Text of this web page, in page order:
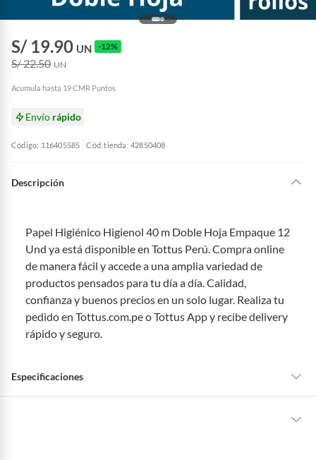
S/ 19.90 UN -12%
S/ 22.50 UN
Acumula hasta 19 CMR Puntos
Envío rápido
Código: 116405585 Cód. tienda: 42850408
Descripción
Papel Higiénico Higienol 40 m Doble Hoja Empaque 12
Und ya está disponible en Tottus Perú. Compra online
de manera fácil y accede a una amplia variedad de
productos pensados para tu día a día. Calidad,
confianza y buenos precios en un solo lugar. Realiza tu
pedido en Tottus.com.pe o Tottus App y recibe delivery
rápido y seguro.
Especificaciones